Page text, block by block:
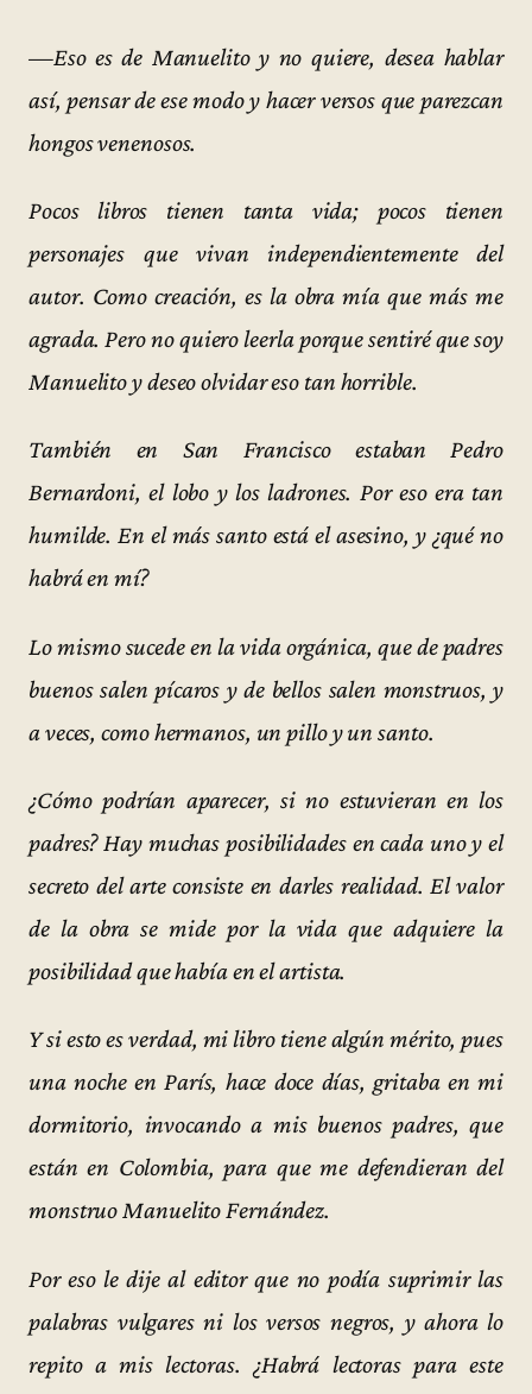
—Eso es de Manuelito y no quiere, desea hablar
así, pensar de ese modo y hacer versos que parezcan
hongos venenosos.
Pocos libros tienen tanta vida; pocos tienen
personajes que vivan independientemente del
autor. Como creación, es la obra mía que más me
agrada. Pero no quiero leerla porque sentiré que soy
Manuelito y deseo olvidar eso tan horrible.
También en San Francisco estaban Pedro
Bernardoni, el lobo y los ladrones. Por eso era tan
humilde. En el más santo está el asesino, y ¿qué no
habrá en mí?
Lo mismo sucede en la vida orgánica, que de padres
buenos salen pícaros y de bellos salen monstruos, y
a veces, como hermanos, un pillo y un santo.
¿Cómo podrían aparecer, si no estuvieran en los
padres? Hay muchas posibilidades en cada uno y el
secreto del arte consiste en darles realidad. El valor
de la obra se mide por la vida que adquiere la
posibilidad que había en el artista.
Y si esto es verdad, mi libro tiene algún mérito, pues
una noche en París, hace doce días, gritaba en mi
dormitorio, invocando a mis buenos padres, que
están en Colombia, para que me defendieran del
monstruo Manuelito Fernández.
Por eso le dije al editor que no podía suprimir las
palabras vulgares ni los versos negros, y ahora lo
repito a mis lectoras. ¿Habrá lectoras para este